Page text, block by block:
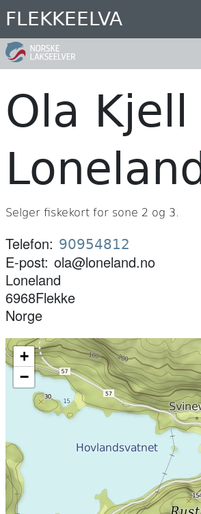
Hopp
til
hovedinnhold
FLEKKEELVA
Ola Kjell
Loneland
Selger fiskekort for sone 2 og 3.
Telefon 90954812
E-post ola@loneland.no
Loneland
6968Flekke
Norge
+
−